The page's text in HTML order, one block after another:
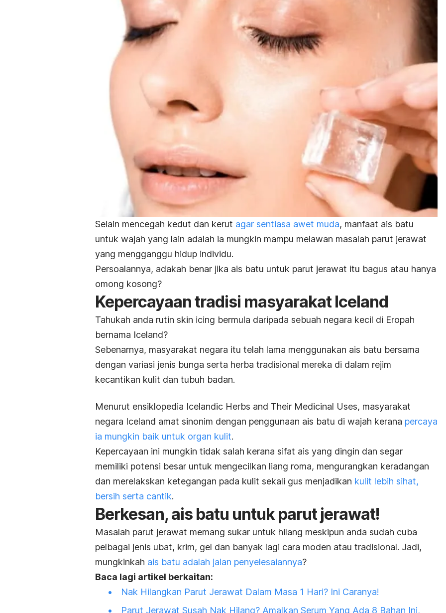
Selain mencegah kedut dan kerut agar sentiasa awet muda, manfaat ais batu
untuk wajah yang lain adalah ia mungkin mampu melawan masalah parut jerawat
yang mengganggu hidup individu.
Persoalannya, adakah benar jika ais batu untuk parut jerawat itu bagus atau hanya
omong kosong?
Kepercayaan tradisi masyarakat Iceland
Tahukah anda rutin skin icing bermula daripada sebuah negara kecil di Eropah
bernama Iceland?
Sebenarnya, masyarakat negara itu telah lama menggunakan ais batu bersama
dengan variasi jenis bunga serta herba tradisional mereka di dalam rejim
kecantikan kulit dan tubuh badan.
Menurut ensiklopedia Icelandic Herbs and Their Medicinal Uses, masyarakat
negara Iceland amat sinonim dengan penggunaan ais batu di wajah kerana percaya
ia mungkin baik untuk organ kulit.
Kepercayaan ini mungkin tidak salah kerana sifat ais yang dingin dan segar
memiliki potensi besar untuk mengecilkan liang roma, mengurangkan keradangan
dan merelakskan ketegangan pada kulit sekali gus menjadikan kulit lebih sihat,
bersih serta cantik.
Berkesan, ais batu untuk parut jerawat!
Masalah parut jerawat memang sukar untuk hilang meskipun anda sudah cuba
pelbagai jenis ubat, krim, gel dan banyak lagi cara moden atau tradisional. Jadi,
mungkinkah ais batu adalah jalan penyelesaiannya?
Baca lagi artikel berkaitan:
Nak Hilangkan Parut Jerawat Dalam Masa 1 Hari? Ini Caranya!
Parut Jerawat Susah Nak Hilang? Amalkan Serum Yang Ada 8 Bahan Ini,